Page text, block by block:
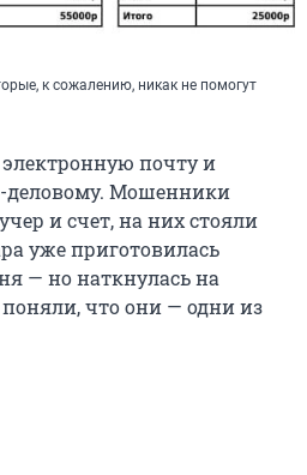
к сожалению, никак не помогут
почту и
деловому. Мошенники
и счет, на них стояли
уже приготовилась
— но наткнулась на
что они — одни из